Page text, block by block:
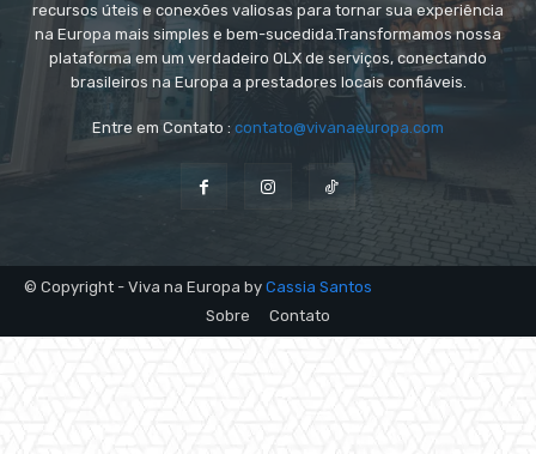
recursos úteis e conexões valiosas para tornar sua experiência
na Europa mais simples e bem-sucedida.Transformamos nossa
plataforma em um verdadeiro OLX de serviços, conectando
brasileiros na Europa a prestadores locais confiáveis.
Entre em Contato : contato@vivanaeuropa.com
© Copyright - Viva na Europa by Cassia Santos
Sobre
Contato